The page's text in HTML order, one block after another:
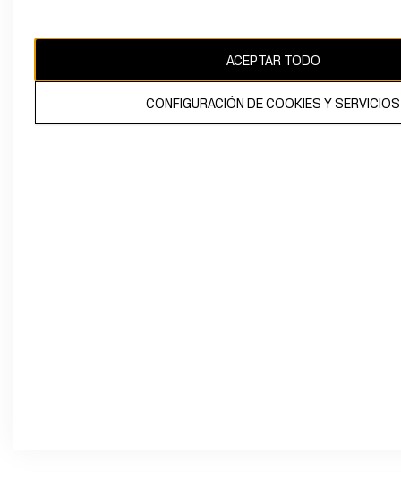
propiedad de H&M Hennes & Mauritz AB.ACEPTAR TODO
CONFIGURACIÓN DE COOKIES Y SERVICIOS